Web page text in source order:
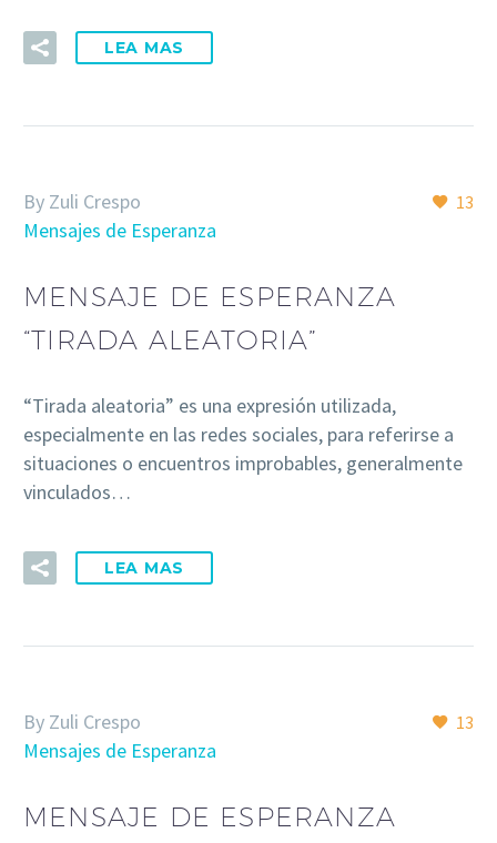
LEA MAS
13
By Zuli Crespo
Mensajes de Esperanza
MENSAJE DE ESPERANZA
“TIRADA ALEATORIA”
“Tirada aleatoria” es una expresión utilizada,
especialmente en las redes sociales, para referirse a
situaciones o encuentros improbables, generalmente
vinculados…
LEA MAS
13
By Zuli Crespo
Mensajes de Esperanza
MENSAJE DE ESPERANZA